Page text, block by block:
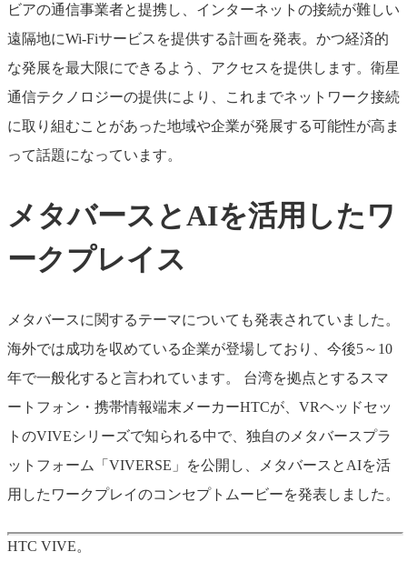
ビアの通信事業者と提携し、インターネットの接続が難しい
遠隔地にWi-Fiサービスを提供する計画を発表。かつ経済的
な発展を最大限にできるよう、アクセスを提供します。衛星
通信テクノロジーの提供により、これまでネットワーク接続
に取り組むことがあった地域や企業が発展する可能性が高ま
って話題になっています。
メタバースとAIを活用したワ
ークプレイス
メタバースに関するテーマについても発表されていました。
海外では成功を収めている企業が登場しており、今後5～10
年で一般化すると言われています。
台湾を拠点とするスマ
ートフォン・携帯情報端末メーカーHTCが、VRヘッドセッ
トのVIVEシリーズで知られる中で、独自のメタバースプラ
ットフォーム「VIVERSE」を公開し、メタバースとAIを活
用したワークプレイのコンセプトムービーを発表しました。
HTC VIVE。